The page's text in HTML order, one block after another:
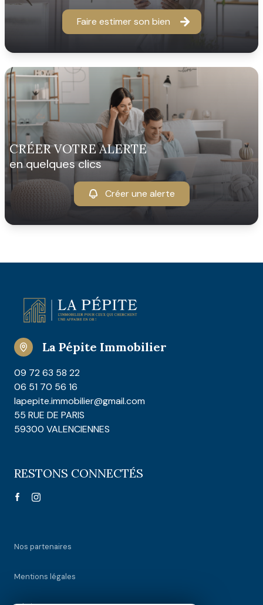
Faire estimer son bien
CRÉER VOTRE ALERTE
en quelques clics
Créer une alerte
La Pépite Immobilier
09 72 63 58 22
06 51 70 56 16
lapepite.immobilier@gmail.com
55 RUE DE PARIS
59300 VALENCIENNES
RESTONS CONNECTÉS
Nos partenaires
Mentions légales